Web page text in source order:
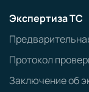
Экспертиза ТС
Протокол
Заключение об